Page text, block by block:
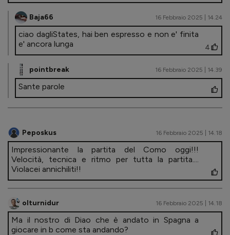
Baja66 16 Febbraio 2025 | 14.24
ciao dagliStates, hai ben espresso e non e' finita
e' ancora lunga
4
pointbreak 16 Febbraio 2025 | 14.39
Sante parole
Peposkus 16 Febbraio 2025 | 14.18
Impressionante la partita del Como oggi!!!
Velocità, tecnica e ritmo per tutta la partita....
Violacei annichiliti!!
olturnidur 16 Febbraio 2025 | 14.18
Ma il nostro di Diao che è andato in Spagna a
giocare in b come sta andando?